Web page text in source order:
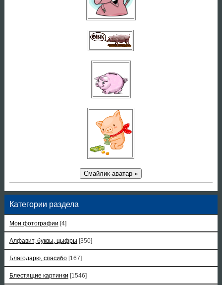
Смайлик-аватар »
Категории раздела
Мои фотографии [4]
Алфавит, буквы, цыфры [350]
Благодарю, спасибо [167]
Блестящие картинки [1546]